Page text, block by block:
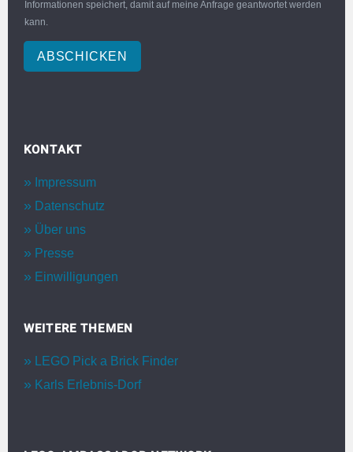
Informationen speichert, damit auf meine Anfrage geantwortet werden
kann.
ABSCHICKEN
KONTAKT
Impressum
Datenschutz
Über uns
Presse
Einwilligungen
WEITERE THEMEN
LEGO Pick a Brick Finder
Karls Erlebnis-Dorf